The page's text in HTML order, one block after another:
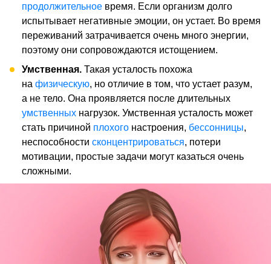
продолжительное время. Если организм долго
испытывает негативные эмоции, он устает. Во время
переживаний затрачивается очень много энергии,
поэтому они сопровождаются истощением.
Умственная. Такая усталость похожа
на физическую, но отличие в том, что устает разум,
а не тело. Она проявляется после длительных
умственных нагрузок. Умственная усталость может
стать причиной плохого настроения, бессонницы,
неспособности сконцентрироваться, потери
мотивации, простые задачи могут казаться очень
сложными.